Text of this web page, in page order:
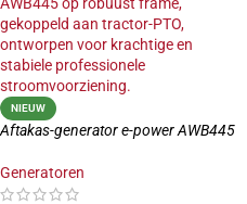
NIEUW
Aftakas-generator e-power AWB445
Generatoren